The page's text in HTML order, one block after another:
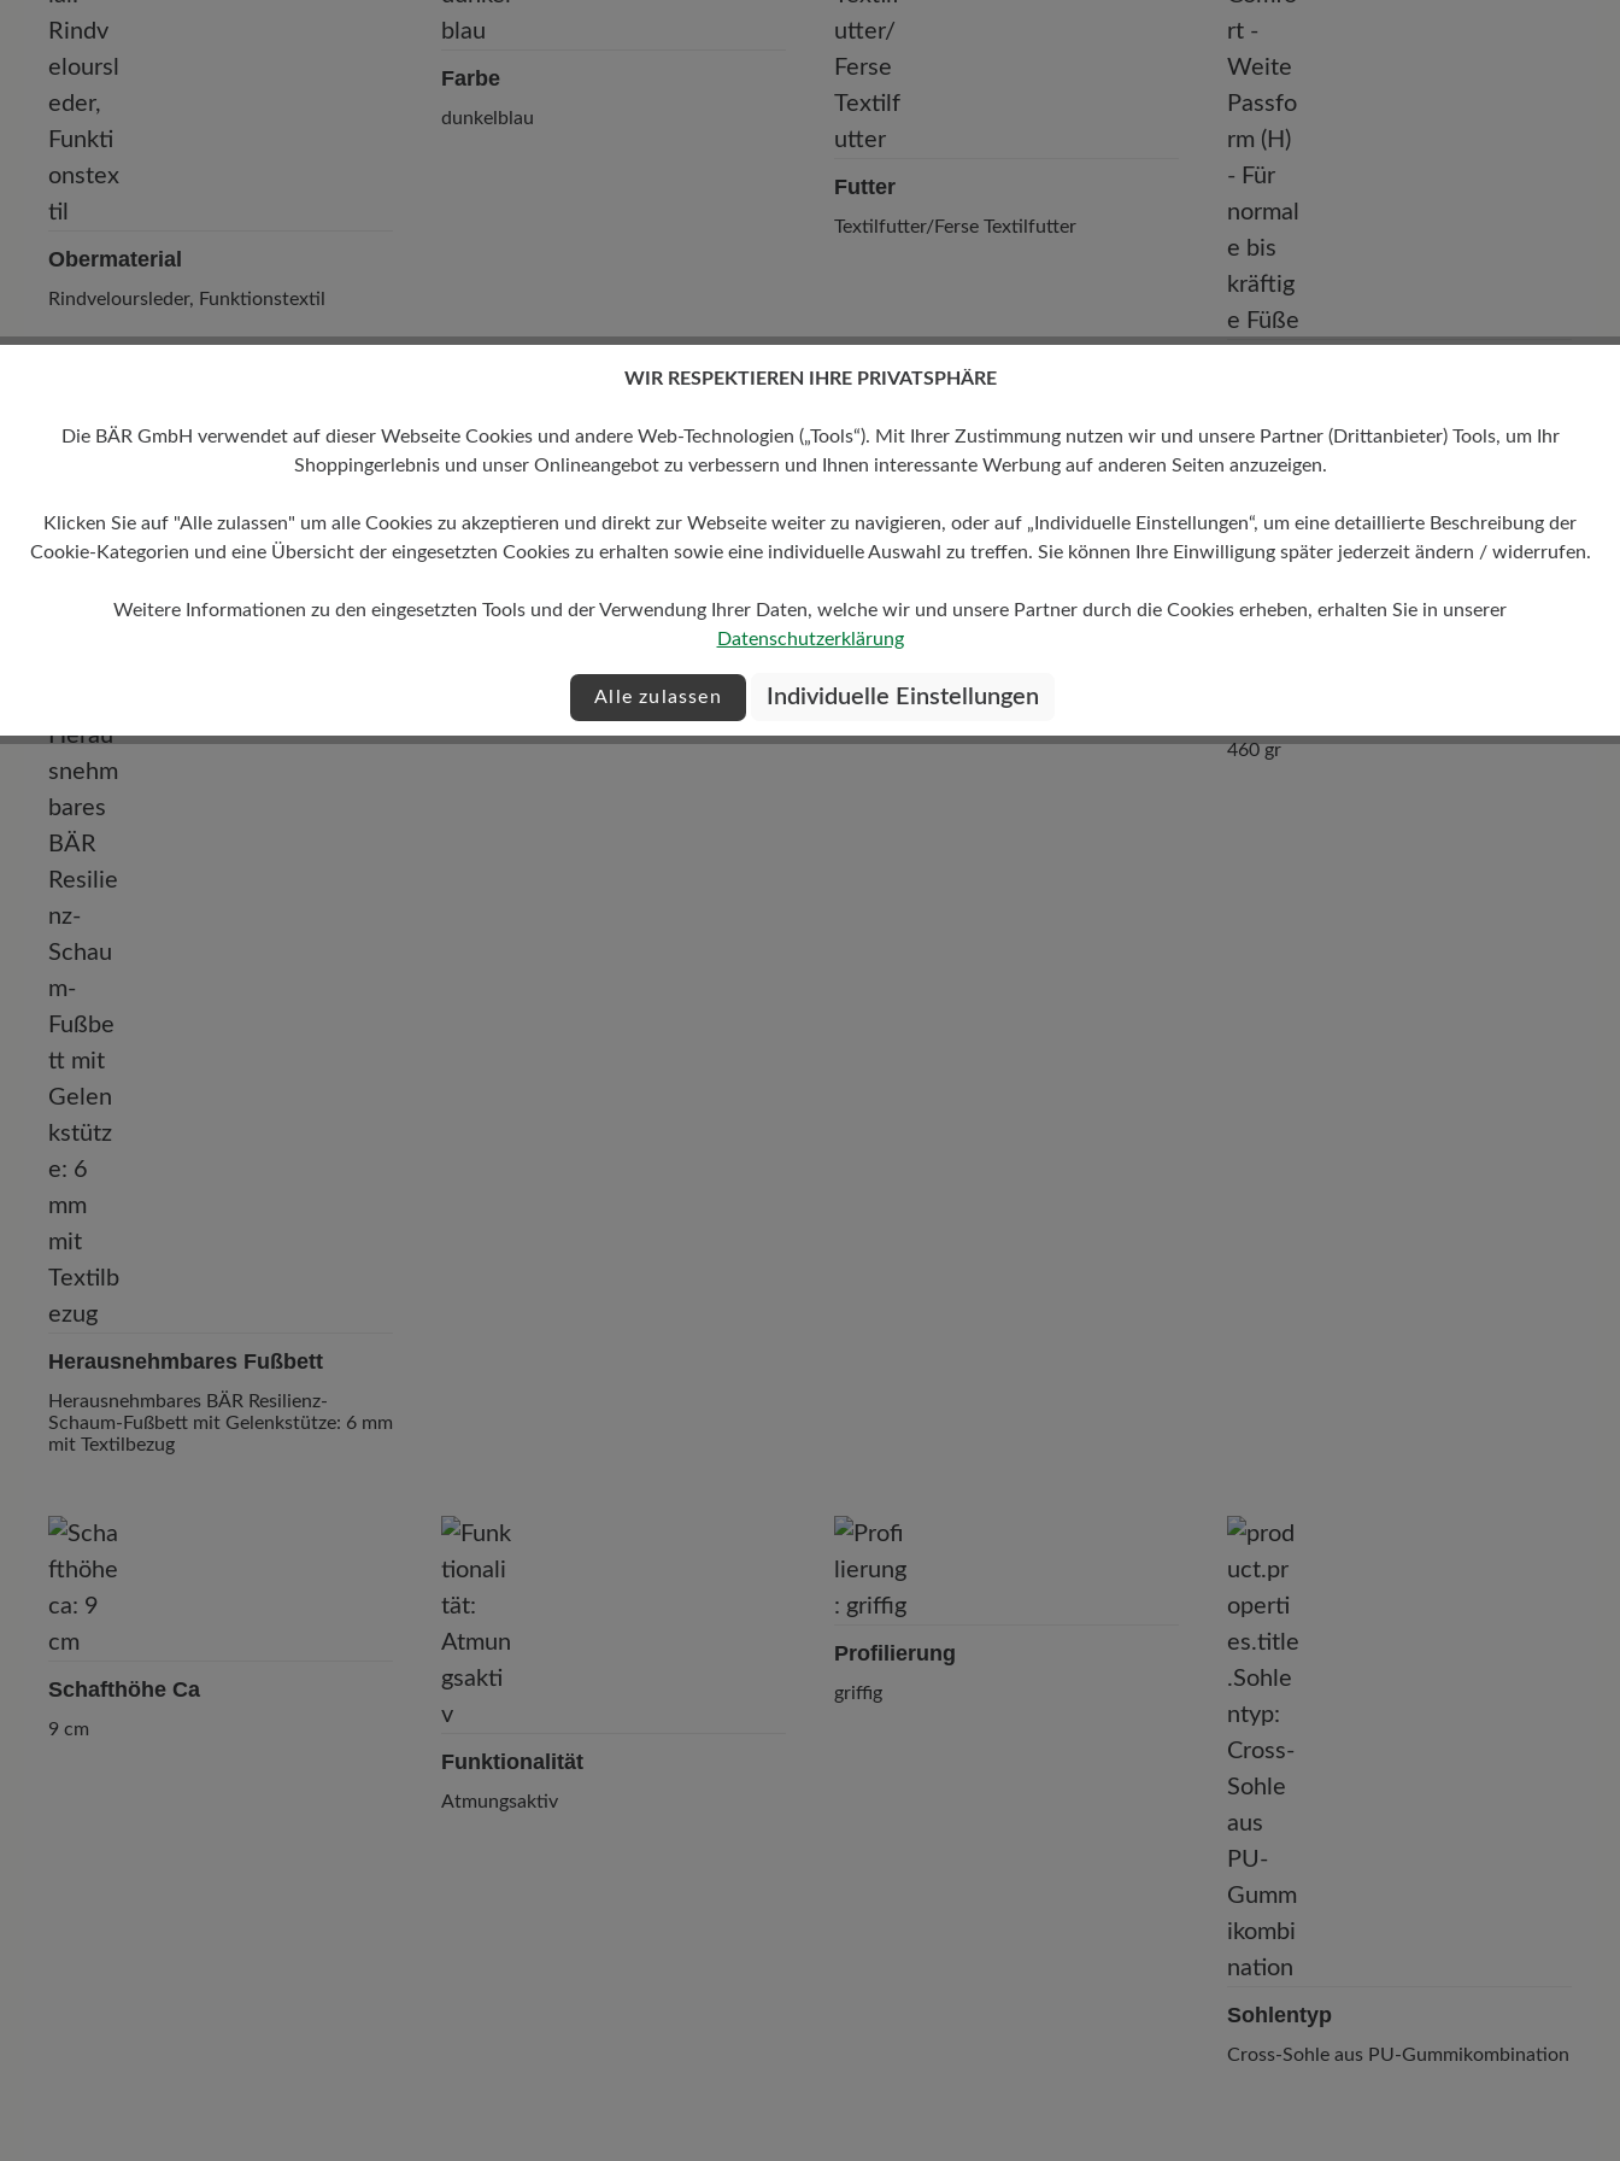
Obermaterial
Rindveloursleder, Funktionstextil
Farbe
dunkelblau
Futter
Textilfutter/Ferse Textilfutter
normale bis kräftige Füße
Herausnehmbares Fußbett
Herausnehmbares BÄR Resilienz-
Schaum-Fußbett mit Gelenkstütze: 6 mm
mit Textilbezug
460 gr
Schafthöhe Ca
9 cm
Funktionalität
Atmungsaktiv
Profilierung
griffig
Sohlentyp
Cross-Sohle aus PU-Gummikombination
WIR RESPEKTIEREN IHRE PRIVATSPHÄRE
Die BÄR GmbH verwendet auf dieser Webseite Cookies und andere Web-Technologien („Tools“). Mit Ihrer Zustimmung nutzen wir und unsere Partner (Drittanbieter) Tools, um Ihr
Shoppingerlebnis und unser Onlineangebot zu verbessern und Ihnen interessante Werbung auf anderen Seiten anzuzeigen.
Klicken Sie auf "Alle zulassen" um alle Cookies zu akzeptieren und direkt zur Webseite weiter zu navigieren, oder auf „Individuelle Einstellungen“, um eine detaillierte Beschreibung der
Cookie-Kategorien und eine Übersicht der eingesetzten Cookies zu erhalten sowie eine individuelle Auswahl zu treffen. Sie können Ihre Einwilligung später jederzeit ändern / widerrufen.
Weitere Informationen zu den eingesetzten Tools und der Verwendung Ihrer Daten, welche wir und unsere Partner durch die Cookies erheben, erhalten Sie in unserer
Datenschutzerklärung
Alle zulassen Individuelle Einstellungen